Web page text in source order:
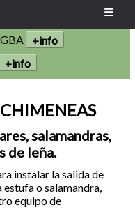
+info
+info
salamandras,
de leña.
instalar la salida de
estufa o salamandra,
equipo de